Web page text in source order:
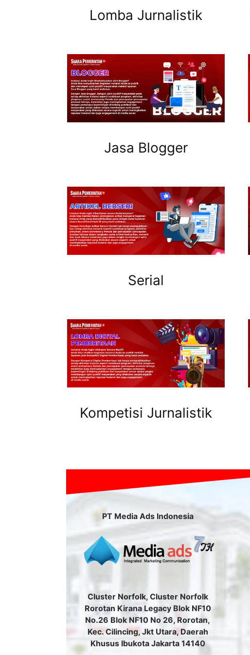
Lomba Jurnalistik
Jasa Blogger
Serial
Kompetisi Jurnalistik
PT Media Ads Indonesia
Cluster Norfolk, Cluster Norfolk
Rorotan Kirana Legacy Blok NF10
No.26 Blok NF10 No 26, Rorotan,
Kec. Cilincing, Jkt Utara, Daerah
Khusus Ibukota Jakarta 14140